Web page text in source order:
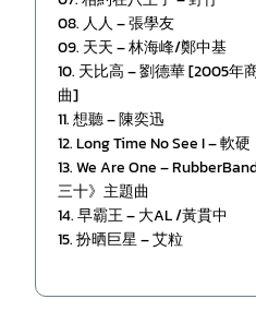
08. 人人 – 張學友
09. 天天 – 林海峰/鄭中基
10. 天比高 – 劉德華 [2005年
曲]
11. 想聽 – 陳奕迅
12. Long Time No See I – 軟硬
13. We Are One –
三十》主題曲
14. 早霸王 – 大AL /黃貫中
15. 扮晒巨星 – 艾粒